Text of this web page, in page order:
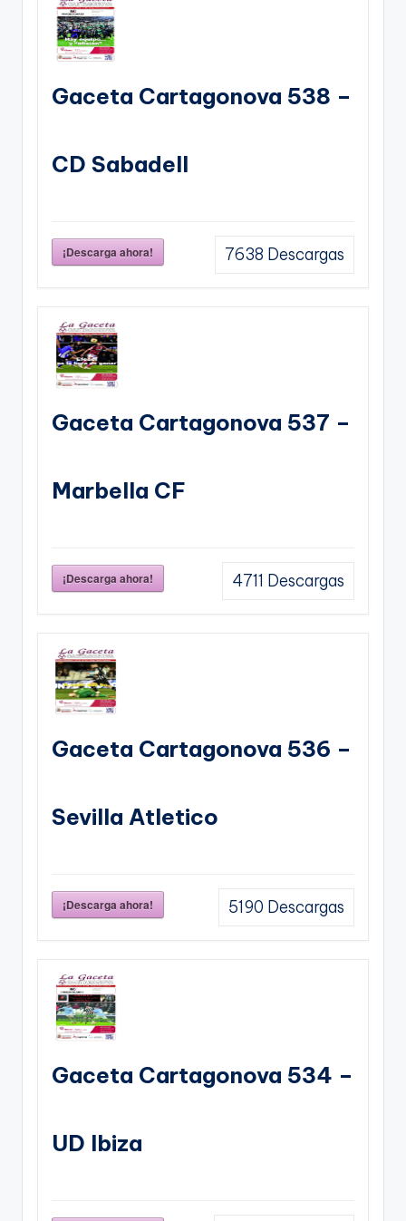
Gaceta Cartagonova 538 –
CD Sabadell
¡Descarga ahora! 7638 Descargas
Gaceta Cartagonova 537 –
Marbella CF
¡Descarga ahora! 4711 Descargas
Gaceta Cartagonova 536 –
Sevilla Atletico
¡Descarga ahora! 5190 Descargas
Gaceta Cartagonova 534 –
UD Ibiza